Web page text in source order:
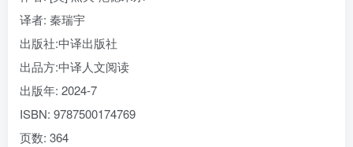
译者: 秦瑞宇
出版社:中译出版社
出品方:中译人文阅读
出版年: 2024-7
ISBN: 9787500174769
页数: 364